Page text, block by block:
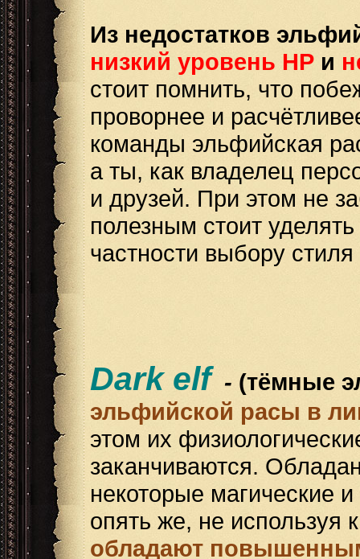
Из недостатков
низкий уровень НР и
стоит помнить, что
проворнее и
команды эльфийская
а ты, как владелец
и друзей. При этом не
полезным стоит
частности выбору
Dark elf - (тёмные
эльфийской расы в
этом их
заканчиваются.
некоторые магические
опять же, не
обладают